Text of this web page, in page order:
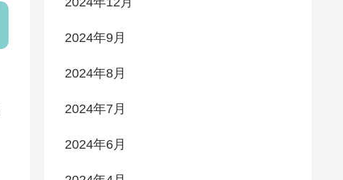
2024年9月
2024年8月
2024年7月
2024年6月